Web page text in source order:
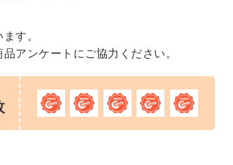
す。
アンケートにご協力ください。